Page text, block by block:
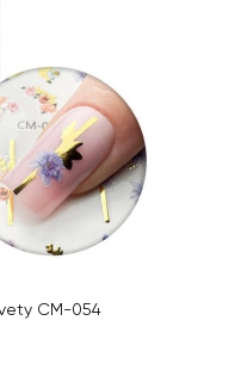
CM-054